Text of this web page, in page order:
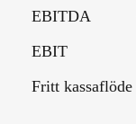
EBITDA
EBIT
Fritt kassaflöde